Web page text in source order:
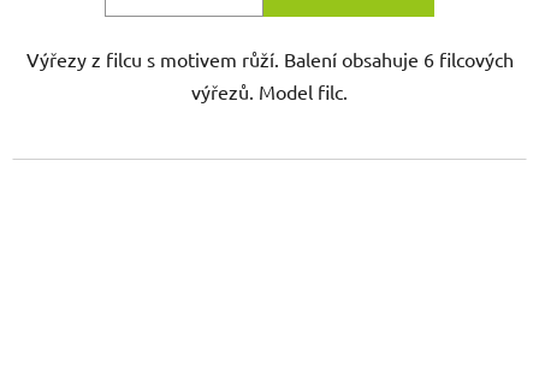
Výřezy z filcu s motivem růží. Balení obsahuje 6 filcových
výřezů. Model filc.